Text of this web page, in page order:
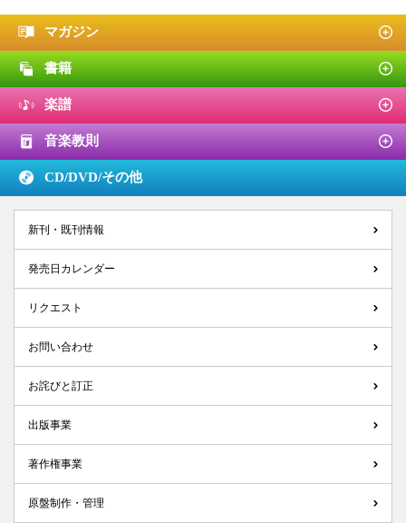
マガジン
書籍
楽譜
音楽教則
CD/DVD/その他
新刊・既刊情報
発売日カレンダー
リクエスト
お問い合わせ
お詫びと訂正
出版事業
著作権事業
原盤制作・管理